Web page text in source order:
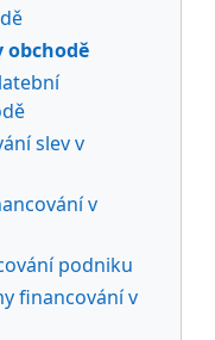
obchodě
slev v
v
podniku
financování v